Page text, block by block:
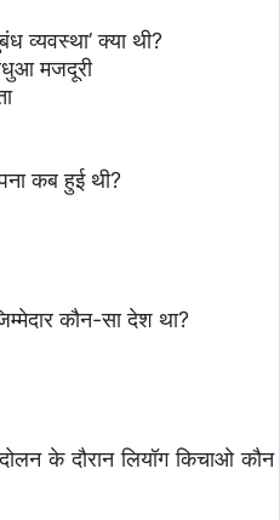
व्यवस्था’ क्या थी?
मजदूरी
कब हुई थी?
कौन-सा देश था?
के दौरान लियॉग किचाओ कौन